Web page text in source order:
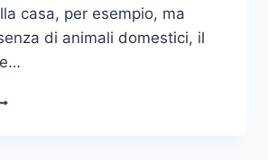
casa, per esempio, ma
di animali domestici, il